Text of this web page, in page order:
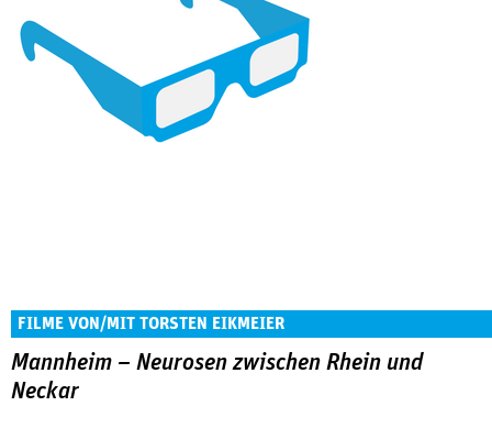
FILME VON/MIT TORSTEN EIKMEIER
Mannheim – Neurosen zwischen Rhein und
Neckar